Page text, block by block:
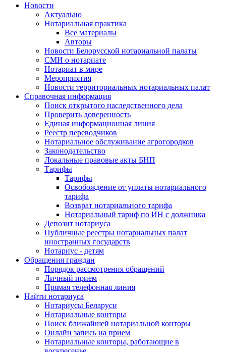
Новости
Актуально
Нотариальная практика
Все материалы
Авторы
Новости Белорусской нотариальной палаты
СМИ о нотариате
Нотариат в мире
Мероприятия
Новости территориальных нотариальных палат
Справочная информация
Поиск открытого наследственного дела
Проверить доверенность
Единая информационная линия
Реестр переводчиков
Нотариальное обслуживание агрогородков
Законодательство
Локальные правовые акты БНП
Тарифы
Тарифы
Освобождение от уплаты нотариального
тарифа
Возврат нотариального тарифа
Нотариальный тариф по ИН с должника
Депозит нотариуса
Публичные реестры нотариальных палат
иностранных государств
Нотариус - детям
Обращения граждан
Порядок рассмотрения обращений
Личный прием
Прямая телефонная линия
Найти нотариуса
Нотариусы Беларуси
Нотариальные конторы
Поиск ближайшей нотариальной конторы
Онлайн запись на прием
Нотариальные конторы, работающие в